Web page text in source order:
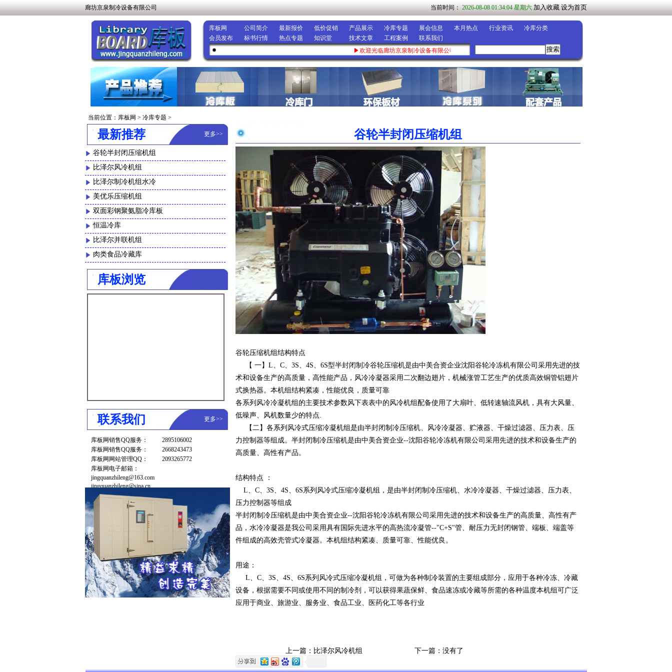
廊坊京泉制冷设备有限公司 当前时间：2026-08-08 01:34:04 星期六 加入收藏 设为首页
库板网 公司简介 最新报价 低价促销 产品展示 冷库专题 展会信息 本月热点 行业资讯
冷库分类
会员发布
标书行情 热点专题 知识堂 技术文章 工程案例
联系我们
▶欢迎光临廊坊京泉制冷设备有限公司◀
当前位置： 库板网 > 冷库专题 >
最新推荐 更多>>
谷轮半封闭压缩机组
比泽尔风冷机组
比泽尔制冷机组水冷
美优乐压缩机组
双面彩钢聚氨脂冷库板
恒温冷库
比泽尔并联机组
肉类食品冷藏库
库板浏览
联系我们 更多>>
库板网销售QQ服务：
2895106002
库板网销售QQ服务：
2668243473
库板网网站管理QQ：
2093265772
库板网电子邮箱：
jingquanzhileng@163.com
jingquanzhileng@sina.cn
谷轮半封闭压缩机组
谷轮压缩机组结构特点
【 一】L、C、3S、4S、6S型半封闭制冷谷轮压缩机是由中美合资企业沈阳谷轮冷冻机有限公司采用先进的技
术和设备生产的高质量，高性能产品，风冷冷凝器采用二次翻边翅片，机械涨管工艺生产的优质高效铜管铝翅片
式换热器。本机组结构紧凑，性能优良，质量可靠
各系列风冷冷凝机组的主要技术参数风下表表中的风冷机组配备使用了大扇叶、低转速轴流风机，具有大风量、
低噪声、风机数量少的特点.
【二】各系列风冷式压缩冷凝机组是由半封闭制冷压缩机、风冷冷凝器、贮液器、干燥过滤器、压力表、压
力控制器等组成。半封闭制冷压缩机是由中美合资企业--沈阳谷轮冷冻机有限公司采用先进的技术和设备生产的
高质量、高性有产品。
结构特点 ：
L、C、3S、4S、6S系列风冷式压缩冷凝机组，是由半封闭制冷压缩机、水冷冷凝器、干燥过滤器、压力表、
压力控制器等组成
半封闭制冷压缩机是由中美合资企业--沈阳谷轮冷冻机有限公司采用先进的技术和设备生产的高质量、高性有产
品，水冷冷凝器是我公司采用具有国际先进水平的高热流冷凝管--"C+S"管、耐压力无封闭钢管、端板、端盖等
件组成的高效壳管式冷凝器。本机组结构紧凑、质量可靠、性能优良。
用途：
L、C、3S、4S、6S系列风冷式压缩冷凝机组，可做为各种制冷装置的主要组成部分，应用于各种冷冻、冷藏
设备，根据需要不同或使用不同的制冷剂，可以获得果蔬保鲜、食品速冻或冷藏等所需的各种温度本机组可广泛
应用于商业、旅游业、服务业、食品工业、医药化工等各行业
上一篇： 比泽尔风冷机组 下一篇：没有了